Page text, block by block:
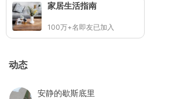
家居生活指南
100万+名即友已加入
动态
安静的歇斯底里